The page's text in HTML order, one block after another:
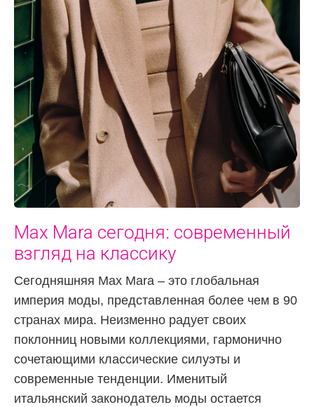
Max Mara сегодня: современный
взгляд на классику
Сегодняшняя Max Mara – это глобальная
империя моды, представленная более чем в 90
странах мира. Неизменно радует своих
поклонниц новыми коллекциями, гармонично
сочетающими классические силуэты и
современные тенденции. Именитый
итальянский законодатель моды остается